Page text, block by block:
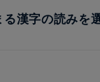
漢字の読みを